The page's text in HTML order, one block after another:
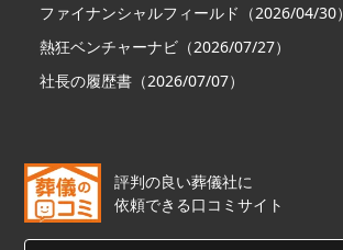
ファイナンシャルフィールド（2026/04/30）
熱狂ベンチャーナビ（2026/07/27）
社長の履歴書（2026/07/07）
評判の良い葬儀社に
依頼できる口コミサイト